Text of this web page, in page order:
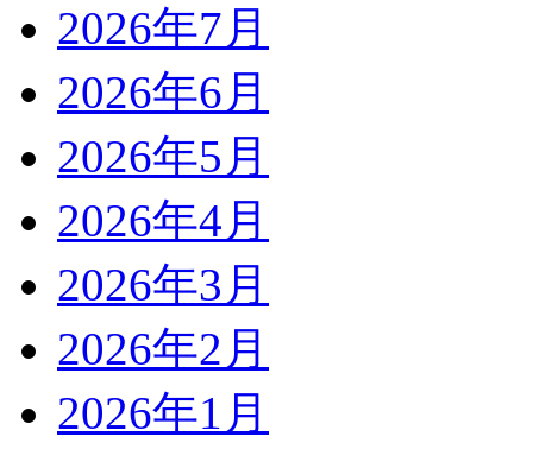
2026年7月
2026年6月
2026年5月
2026年4月
2026年3月
2026年2月
2026年1月